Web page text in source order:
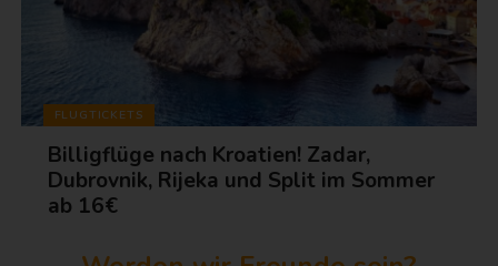
FLUGTICKETS
Billigflüge nach Kroatien! Zadar,
Dubrovnik, Rijeka und Split im Sommer
ab 16€